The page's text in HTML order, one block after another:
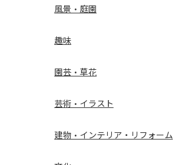
風景・庭園
趣味
園芸・草花
芸術・イラスト
建物・インテリア・リフォーム